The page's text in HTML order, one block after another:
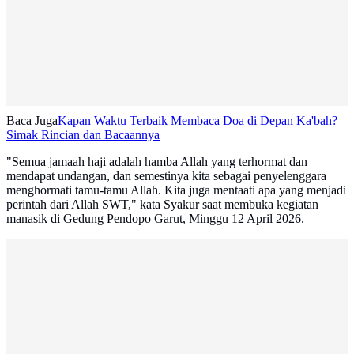
Baca JugaKapan Waktu Terbaik Membaca Doa di Depan Ka'bah?
Simak Rincian dan Bacaannya
"Semua jamaah haji adalah hamba Allah yang terhormat dan
mendapat undangan, dan semestinya kita sebagai penyelenggara
menghormati tamu-tamu Allah. Kita juga mentaati apa yang menjadi
perintah dari Allah SWT," kata Syakur saat membuka kegiatan
manasik di Gedung Pendopo Garut, Minggu 12 April 2026.